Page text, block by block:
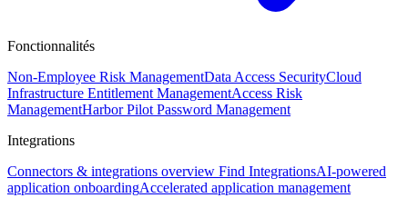
Fonctionnalités
Non-Employee Risk ManagementData Access SecurityCloud
Infrastructure Entitlement ManagementAccess Risk
ManagementHarbor Pilot Password Management
Integrations
Connectors & integrations overview Find IntegrationsAI-powered
application onboardingAccelerated application management